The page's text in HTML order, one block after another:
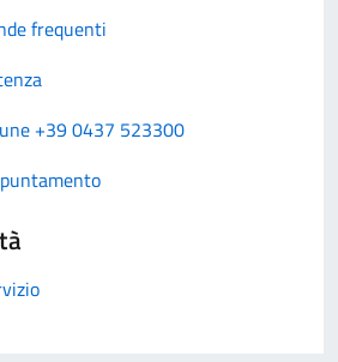
frequenti
+39 0437 523300